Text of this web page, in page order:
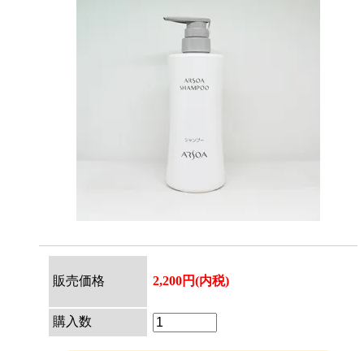
販売価格 2,200円(内税)
購入数